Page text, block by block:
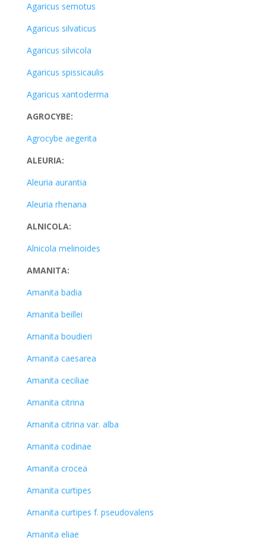
Agaricus semotus
Agaricus silvaticus
Agaricus silvicola
Agaricus spissicaulis
Agaricus xantoderma
AGROCYBE:
Agrocybe aegerita
ALEURIA:
Aleuria aurantia
Aleuria rhenana
ALNICOLA:
Alnicola melinoides
AMANITA:
Amanita badia
Amanita beillei
Amanita boudieri
Amanita caesarea
Amanita ceciliae
Amanita citrina
Amanita citrina var. alba
Amanita codinae
Amanita crocea
Amanita curtipes
Amanita curtipes f. pseudovalens
Amanita eliae